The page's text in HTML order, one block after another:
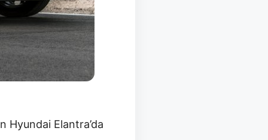
Hyundai Elantra’da